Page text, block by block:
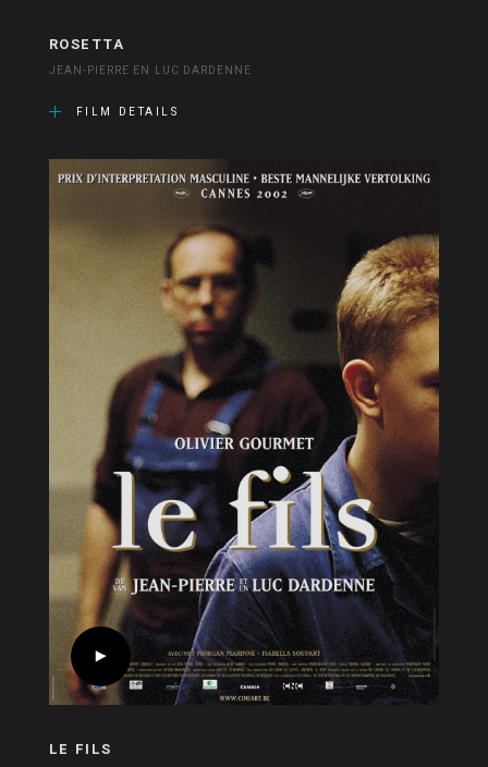
ROSETTA
JEAN-PIERRE EN LUC DARDENNE
FILM DETAILS
LE FILS